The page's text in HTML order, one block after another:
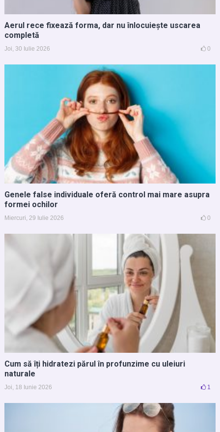
Aerul rece fixează forma, dar nu înlocuiește uscarea
completă
Joi, 30 Iulie 2026 0
Genele false individuale oferă control mai mare asupra
formei ochilor
Miercuri, 29 Iulie 2026 0
Cum să îți hidratezi părul în profunzime cu uleiuri
naturale
Joi, 18 Iunie 2026 1